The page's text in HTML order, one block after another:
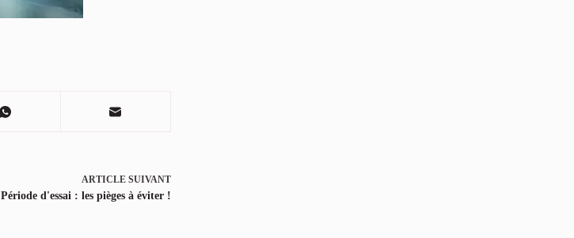
ARTICLESUIVANT
Période d'essai : les pièges à éviter !